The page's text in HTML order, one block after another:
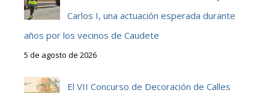
Carlos I, una actuación esperada durante
años por los vecinos de Caudete
5 de agosto de 2026
El VII Concurso de Decoración de Calles